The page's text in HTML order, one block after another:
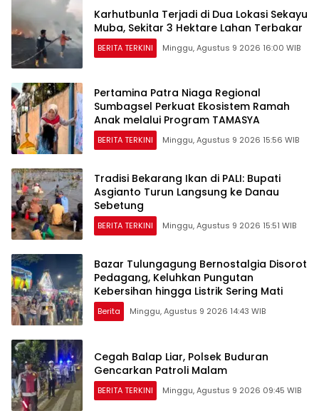
Karhutbunla Terjadi di Dua Lokasi Sekayu
Muba, Sekitar 3 Hektare Lahan Terbakar
BERITA TERKINI Minggu, Agustus 9 2026 16:00 WIB
Pertamina Patra Niaga Regional
Sumbagsel Perkuat Ekosistem Ramah
Anak melalui Program TAMASYA
BERITA TERKINI Minggu, Agustus 9 2026 15:56 WIB
Tradisi Bekarang Ikan di PALI: Bupati
Asgianto Turun Langsung ke Danau
Sebetung
BERITA TERKINI Minggu, Agustus 9 2026 15:51 WIB
Bazar Tulungagung Bernostalgia Disorot
Pedagang, Keluhkan Pungutan
Kebersihan hingga Listrik Sering Mati
Berita Minggu, Agustus 9 2026 14:43 WIB
Cegah Balap Liar, Polsek Buduran
Gencarkan Patroli Malam
BERITA TERKINI Minggu, Agustus 9 2026 09:45 WIB